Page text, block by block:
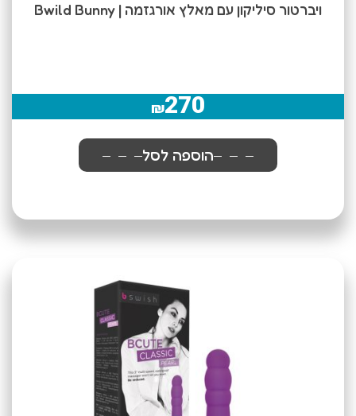
ויברטור סיליקון עם מאלץ אורגזמה | Bwild Bunny
₪270
הוספה לסל